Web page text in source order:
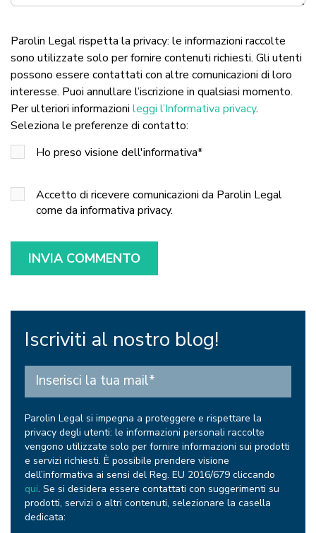
Parolin Legal rispetta la privacy: le informazioni raccolte
sono utilizzate solo per fornire contenuti richiesti. Gli utenti
possono essere contattati con altre comunicazioni di loro
interesse. Puoi annullare l’iscrizione in qualsiasi momento.
Per ulteriori informazioni leggi l’Informativa privacy.
Seleziona le preferenze di contatto:
Ho preso visione dell'informativa*
Accetto di ricevere comunicazioni da Parolin Legal
come da informativa privacy.
Iscriviti al nostro blog!
Parolin Legal si impegna a proteggere e rispettare la
privacy degli utenti: le informazioni personali raccolte
vengono utilizzate solo per fornire informazioni sui prodotti
e servizi richiesti. È possibile prendere visione
dell’informativa ai sensi del Reg. EU 2016/679 cliccando
qui. Se si desidera essere contattati con suggerimenti su
prodotti, servizi o altri contenuti, selezionare la casella
dedicata: